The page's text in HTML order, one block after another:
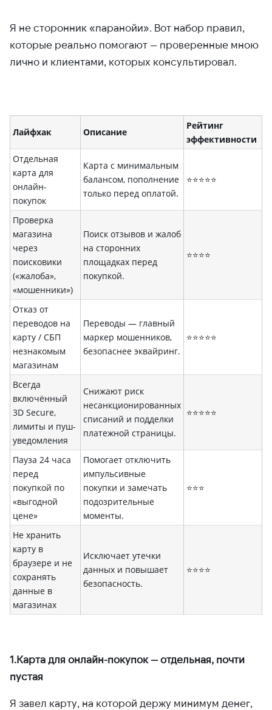
Я не сторонник «паранойи». Вот набор правил,
которые реально помогают — проверенные мною
лично и клиентами, которых консультировал.
Лайфхак Описание
Рейтинг
эффективности
Отдельная
карта для
онлайн-
покупок
Карта с минимальным
балансом, пополнение
только перед оплатой.
⭐⭐⭐⭐⭐
Проверка
магазина
через
поисковики
(«жалоба»,
«мошенники»)
Поиск отзывов и жалоб
на сторонних
площадках перед
покупкой.
⭐⭐⭐⭐
Отказ от
переводов на
карту / СБП
незнакомым
магазинам
Переводы — главный
маркер мошенников,
безопаснее эквайринг.
⭐⭐⭐⭐⭐
Всегда
включённый
3D Secure,
лимиты и пуш-
уведомления
Снижают риск
несанкционированных
списаний и подделки
платежной страницы.
⭐⭐⭐⭐⭐
Пауза 24 часа
перед
покупкой по
«выгодной
цене»
Помогает отключить
импульсивные
покупки и замечать
подозрительные
моменты.
⭐⭐⭐
Не хранить
карту в
браузере и не
сохранять
данные в
магазинах
Исключает утечки
данных и повышает
безопасность.
⭐⭐⭐⭐
1.Карта для онлайн-покупок — отдельная, почти
пустая
Я завел карту, на которой держу минимум денег,